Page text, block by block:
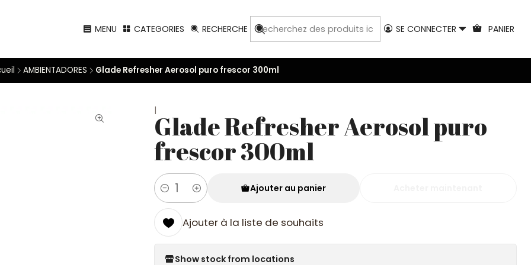
MENU CATEGORIES RECHERCHE SE CONNECTER PANIER
AMBIENTADORES Glade Refresher Aerosol puro frescor 300ml
|
Glade Refresher Aerosol puro
frescor 300ml
Quantité
Ajouter au panier
Ajouter à la liste de souhaits
Show stock from locations